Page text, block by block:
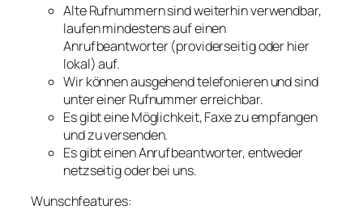
Alte Rufnummern sind weiterhin verwendbar,
laufen mindestens auf einen
Anrufbeantworter (providerseitig oder hier
lokal) auf.
Wir können ausgehend telefonieren und sind
unter einer Rufnummer erreichbar.
Es gibt eine Möglichkeit, Faxe zu empfangen
und zu versenden.
Es gibt einen Anrufbeantworter, entweder
netzseitig oder bei uns.
Wunschfeatures: